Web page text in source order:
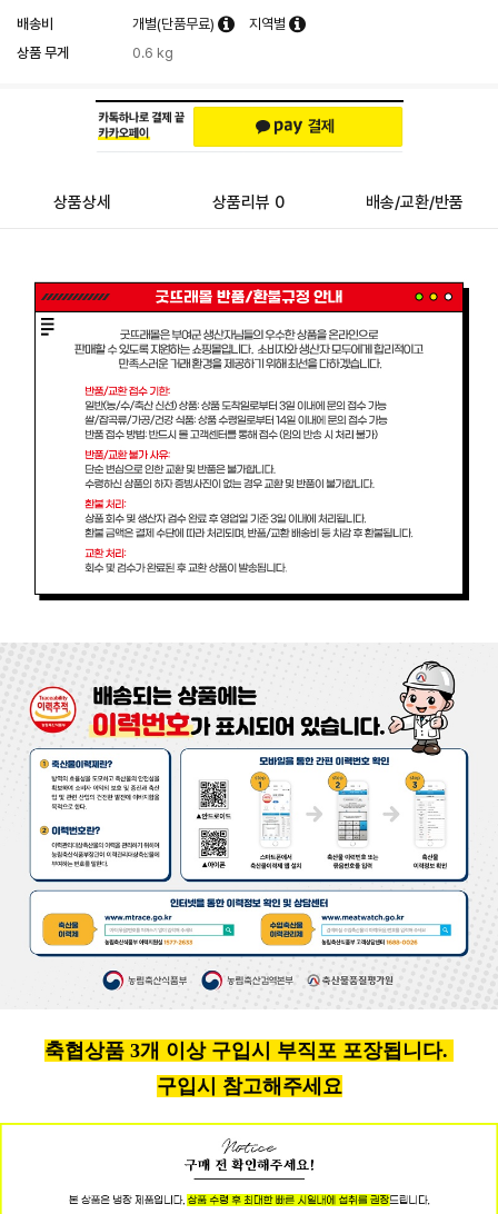
배송비 개별(단품무료)
지역별
상품 무게
0.6 kg
상품상세 상품리뷰 0 배송/교환/반품
축협상품 3개 이상 구입시 부직포 포장됩니다.
구입시 참고해주세요